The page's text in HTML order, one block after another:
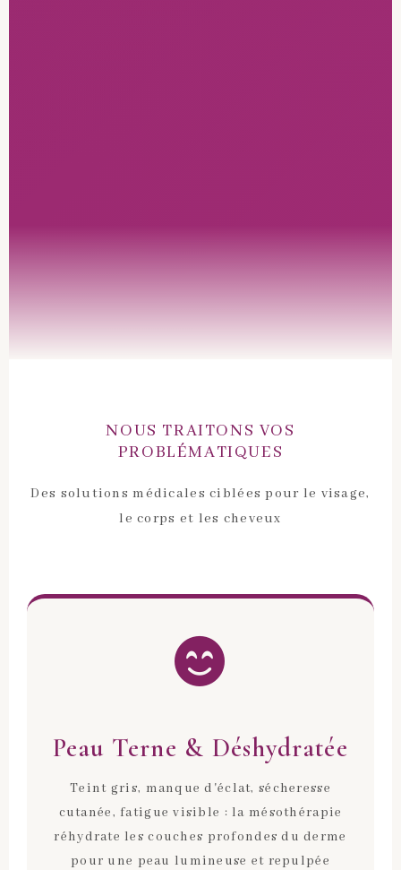
NOUS TRAITONS VOS
PROBLÉMATIQUES
Des solutions médicales ciblées pour le visage,
le corps et les cheveux
Peau Terne & Déshydratée
Teint gris, manque d'éclat, sécheresse
cutanée, fatigue visible : la mésothérapie
réhydrate les couches profondes du derme
pour une peau lumineuse et repulpée